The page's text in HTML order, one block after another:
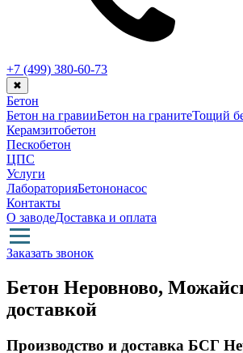
+7 (499) 380-60-73
✖
Бетон
Бетон на гравииБетон на гранитеТощий
Керамзитобетон
Пескобетон
ЦПС
Услуги
ЛабораторияБетононасос
Контакты
О заводеДоставка и оплата
Заказать звонок
Бетон Неровново,
доставкой
Производство и доставка БСГ